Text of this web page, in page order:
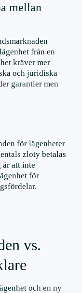
mellan
från en
kräver mer
och juridiska
garantier men
för lägenheter
zloty betalas
att inte
för
vs.
och en ny